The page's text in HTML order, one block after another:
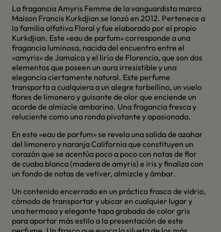
La fragancia Amyris Femme de la vanguardista marca
Maison Francis Kurkdjian se lanzó en 2012. Pertenece a
la familia olfativa Floral y fue elaborado por el propio
Kurkdjian. Este «eau de parfum» corresponde a una
fragancia luminosa, nacida del encuentro entre el
«amyris» de Jamaica y el lirio de Florencia, que son dos
elementos que poseen un aura irresistible y una
elegancia ciertamente natural. Este perfume
transporta a cualquiera a un alegre torbellino, un vuelo
flores de limonero y guisante de olor que enciende un
acorde de almizcle ambarino. Una fragancia fresca y
reluciente como una ronda pivotante y apasionada.
En este «eau de parfum» se revela una salida de azahar
del limonero y naranja California que constituyen un
corazón que se acentúa poco a poco con notas de flor
de cuaba blanca (madera de amyris) e iris y finaliza con
un fondo de notas de vetiver, almizcle y ámbar.
Un contenido encerrado en un práctico frasco de vidrio,
cómodo de transportar y ubicar en cualquier lugar y
una hermosa y elegante tapa grabada de color gris
para aportar más estilo a la presentación de este